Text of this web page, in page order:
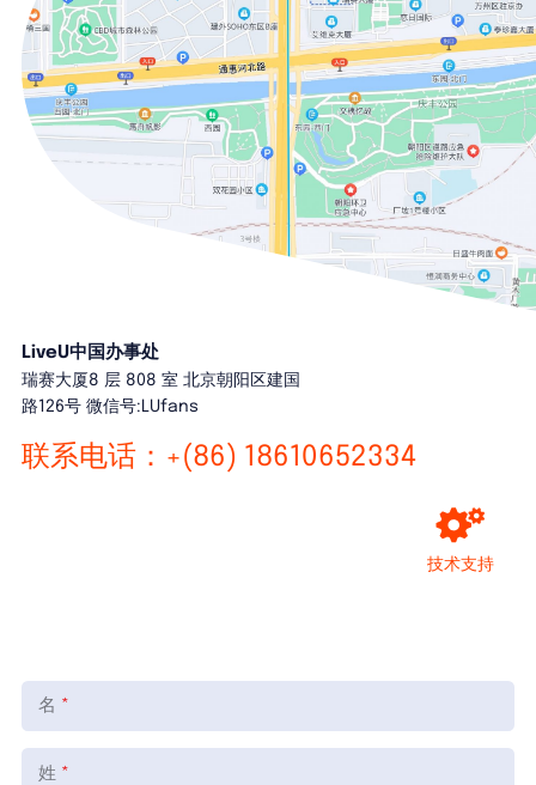
LiveU中国办事处
瑞赛大厦8 层 808 室 北京朝阳区建国
路126号 微信号:LUfans
联系电话：+(86) 18610652334
技术支持
名
姓